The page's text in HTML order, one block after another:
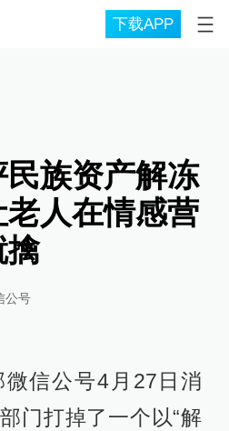
下载APP
民族资产解冻
人在情感营
擒
公号
微信公号4月27日消
门打掉了一个以“解